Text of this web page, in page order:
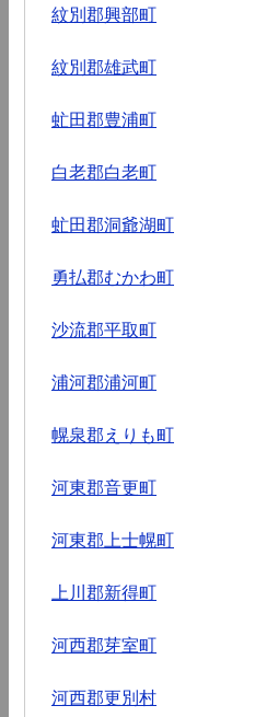
紋別郡興部町
紋別郡雄武町
虻田郡豊浦町
白老郡白老町
虻田郡洞爺湖町
勇払郡むかわ町
沙流郡平取町
浦河郡浦河町
幌泉郡えりも町
河東郡音更町
河東郡上士幌町
上川郡新得町
河西郡芽室町
河西郡更別村